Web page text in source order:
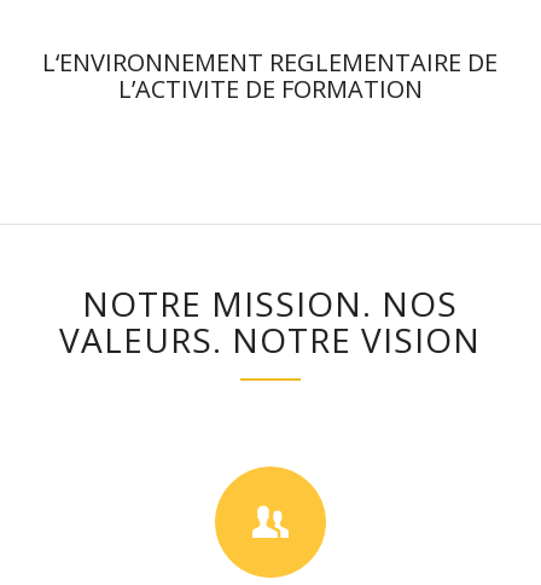
L‘ENVIRONNEMENT REGLEMENTAIRE DE
L’ACTIVITE DE FORMATION
NOTRE MISSION. NOS
VALEURS. NOTRE VISION